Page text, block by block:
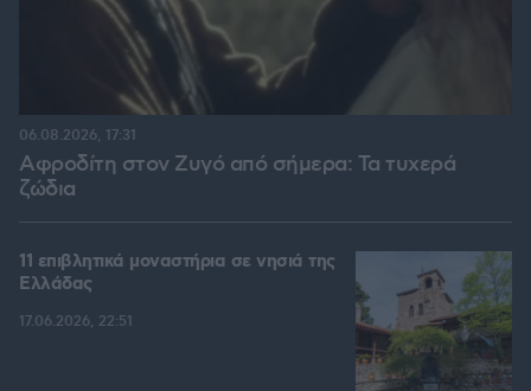
Αφροδίτη στον Ζυγό από σήμερα: Τα τυχερά
ζώδια
06.08.2026, 17:31
11 επιβλητικά μοναστήρια σε νησιά της
Ελλάδας
17.06.2026, 22:51